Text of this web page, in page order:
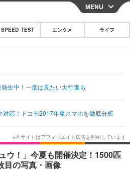
CLOSE
その他
映画・ドラマ
韓国・芸能
スポーツ
グルメ
ショッピング
MENU
SPEED TEST エンタメ ライフ
生中！一度は見たい大行進も
対応！ドコモ2017年夏スマホを徹底分析
ウ！」今夏も開催決定！1500匹
の写真・画像